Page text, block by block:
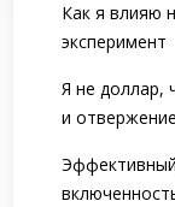
Как я влияю
эксперимент
Я не доллар,
и отвержение
Эффективный